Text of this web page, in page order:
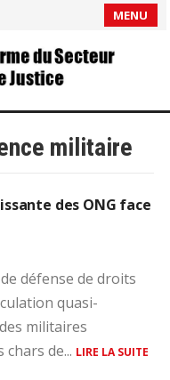
MENU
militaire
des ONG face
défense de droits
quasi-
militaires
de... LIRE LA SUITE